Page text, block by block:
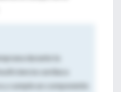
durante la
cardíaca
y cumple un componente